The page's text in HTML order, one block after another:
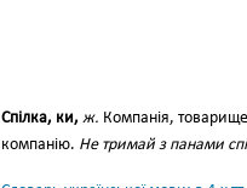
Спілка, ки, ж. Компанія,
компанію. Не тримай з панами